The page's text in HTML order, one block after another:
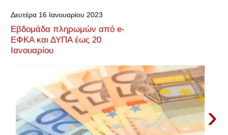
Δευτέρα 16 Ιανουαρίου 2023
Εβδομάδα πληρωμών από e-
ΕΦΚΑ και ΔΥΠΑ έως 20
Ιανουαρίου
›